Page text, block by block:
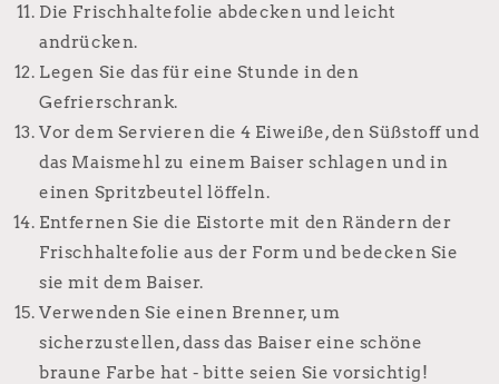
Die Frischhaltefolie abdecken und leicht
andrücken.
Legen Sie das für eine Stunde in den
Gefrierschrank.
Vor dem Servieren die 4 Eiweiße, den Süßstoff und
das Maismehl zu einem Baiser schlagen und in
einen Spritzbeutel löffeln.
Entfernen Sie die Eistorte mit den Rändern der
Frischhaltefolie aus der Form und bedecken Sie
sie mit dem Baiser.
Verwenden Sie einen Brenner, um
sicherzustellen, dass das Baiser eine schöne
braune Farbe hat - bitte seien Sie vorsichtig!